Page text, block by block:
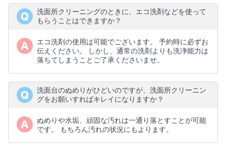
洗面所クリーニングのときに、エコ洗剤などを使って
もらうことはできますか？
エコ洗剤の使用は可能でございます。 予約時に必ずお
伝えください。 しかし、通常の洗剤よりも洗浄能力は
落ちてしまうことご了承くださいませ。
洗面台のぬめりがひどいのですが、洗面所クリーニン
グをお願いすればキレイになりますか？
ぬめりや水垢、頑固な汚れは一通り落とすことが可能
です。 もちろん汚れの状況にもよります。